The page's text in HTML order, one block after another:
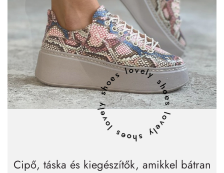
lovely shoes lovely shoes lovely shoes
Cipő, táska és kiegészítők, amikkel bátran